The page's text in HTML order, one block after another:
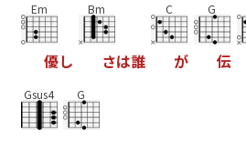
Em
優し
Bm
さは誰
C
が
G
伝
Gsus4 G